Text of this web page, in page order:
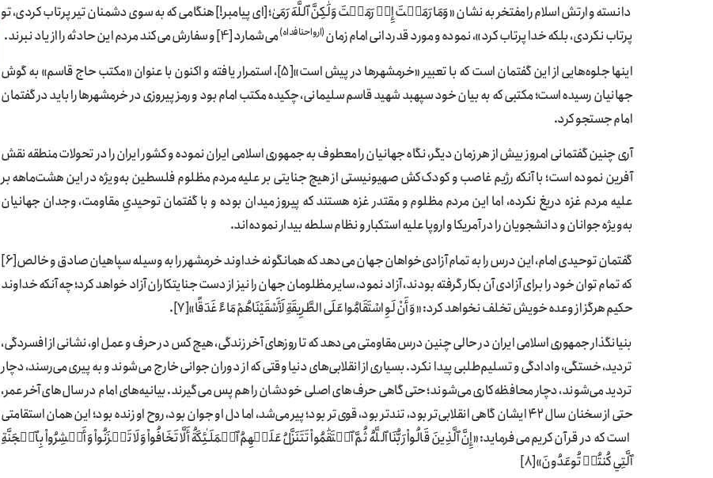
دانسته و ارتش اسلام را مفتخر به نشان «وَمَا رَمَيۡتَ إِذۡ رَمَيۡتَ وَلَٰكِنَّ ٱللَّهَ رَمَىٰ؛ [اى پيامبر!] هنگامى كه به سوى دشمنان تير پرتاب كردى، تو
پرتاب نكردى، بلكه خدا پرتاب كرد»، نموده و مورد قدردانی امام زمان(ارواحنافداه)می‌شمارد [4] و سفارش می‌کند مردم این حادثه را از یاد نبرند.
اینها جلوه‌هایی از این گفتمان است که با تعبیر «خرمشهرها در پیش است»[5]، استمرار یافته و اکنون با عنوان «مکتب حاج قاسم» به گوش
جهانیان رسیده است؛ مکتبی که به بیان خود سپهبد شهید قاسم سلیمانی، چکیده مکتب امام بود و رمز پیروزی در خرمشهرها را باید در گفتمان
امام جستجو کرد.
آری چنین گفتمانی امروز بیش از هر زمان دیگر، نگاه جهانیان را معطوف به جمهوری اسلامی ایران نموده و کشور ایران را در تحولات منطقه نقش
آفرین نموده است؛ با آنکه رژیم غاصب و کودک‌کش صهیونیستی از هیچ جنایتی بر علیه مردم مظلوم فلسطین به‌ویژه در این هشت‌ماهه بر
علیه مردم غزه دریغ نکرده، اما این مردم مظلوم و مقتدر غزه هستند که پیروز میدان بوده و با گفتمان توحیدیِ مقاومت، وجدان جهانیان
به‌ویژه جوانان و دانشجویان را در آمریکا و اروپا علیه استکبار و نظام سلطه بیدار نموده‌اند.
گفتمان توحیدی امام، این درس را به تمام آزادی‌خواهان جهان می‌دهد که همانگونه خداوند خرمشهر را به وسیله سپاهیان صادق و خالص[6]
که تمام توان خود را برای آزادی آن بکار گرفته بودند، آزاد نمود، سایر مظلومان جهان را نیز از دست جنایتکاران آزاد خواهد کرد؛ چه آنکه خداوند
حکیم هرگز از وعده خویش تخلف نخواهد کرد: «وَ أَنْ لَوِ اسْتَقَامُوا عَلَی الطَّرِیقَةِ لَأَسْقَیْنَاهُمْ مَاءً غَدَقًا»[7].
بنیانگذار جمهوری اسلامی ایران در حالی چنین درس مقاومتی می‌دهد که تا روزهای آخر زندگی، هیچ كس در حرف و عمل او، نشانی از افسردگی،
تردید، خستگی، وادادگی و تسلیم‌طلبی پیدا نكرد. بسیاری از انقلابی‌های دنیا وقتی كه از دوران جوانی خارج می‌شوند و به پیری می‌رسند، دچار
تردید می‌شوند، دچار محافظه‌كاری می‌شوند؛ حتی گاهی حرف‌های اصلی خودشان را هم پس می‌گیرند. بیانیه‌های امام در سال‌های آخر عمر،
حتی از سخنان سال ۴۲ ایشان گاهی انقلابی‌تر بود، تندتر بود، قوی‌تر بود؛ پیر می‌شد، اما دل او جوان بود، روح او زنده بود؛ این همان استقامتی
است كه در قرآن كریم می‌فرماید: «إِنَّ ٱلَّذِينَ قَالُواْ رَبُّنَا ٱللَّهُ ثُمَّ ٱسۡتَقَٰمُواْ تَتَنَزَّلُ عَلَيۡهِمُ ٱلۡمَلَـٰئِكَةُ أَلَّا تَخَافُواْ وَلَا تَحۡزَنُواْ وَأَبۡشِرُواْ بِٱلۡجَنَّةِ
ٱلَّتِي كُنتُمۡ تُوعَدُونَ»[8]